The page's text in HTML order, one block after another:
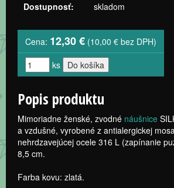
Dostupnosť:
skladom
Cena: 12,30 € (10,00 € bez DPH)
ks
Popis produktu
Mimoriadne ženské, zvodné náušnice
a vzdušné, vyrobené z antialergickej
nehrdzavejúcej ocele 316 L (zapínanie
8,5 cm.
Farba kovu: zlatá.